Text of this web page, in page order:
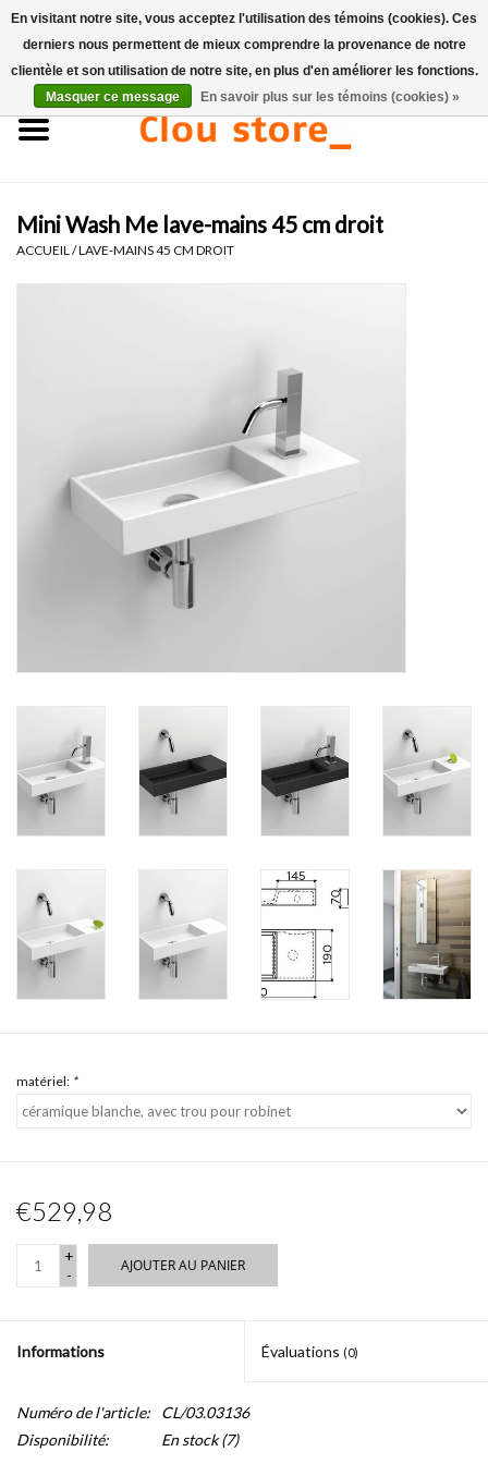
Accueil
Ensembles de lave-mains
Lave-mains
Mini Wash Me lave-mains 45 cm droit
ACCUEIL /LAVE-MAINS 45 CM DROIT
matériel: *
€529,98
+
-
AJOUTER AU PANIER
Informations Évaluations (0)
Numéro de l'article:
CL/03.03136
Disponibilité:
En stock(7)
En visitant notre site, vous acceptez l'utilisation des témoins (cookies). Ces
derniers nous permettent de mieux comprendre la provenance de notre
clientèle et son utilisation de notre site, en plus d'en améliorer les fonctions.
Masquer ce message
En savoir plus sur les témoins (cookies) »